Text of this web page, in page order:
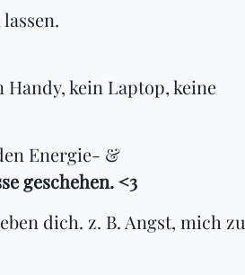
kein Laptop, keine
Energie- &
geschehen. <3
dich. z. B. Angst, mich zu